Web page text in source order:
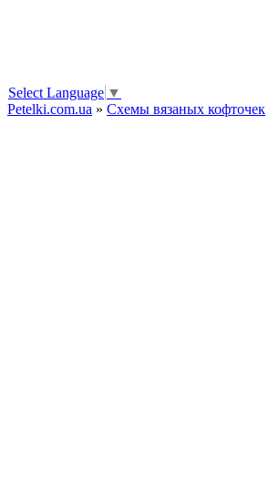
Select Language ▼
Petelki.com.ua » Схемы вязаных кофточек